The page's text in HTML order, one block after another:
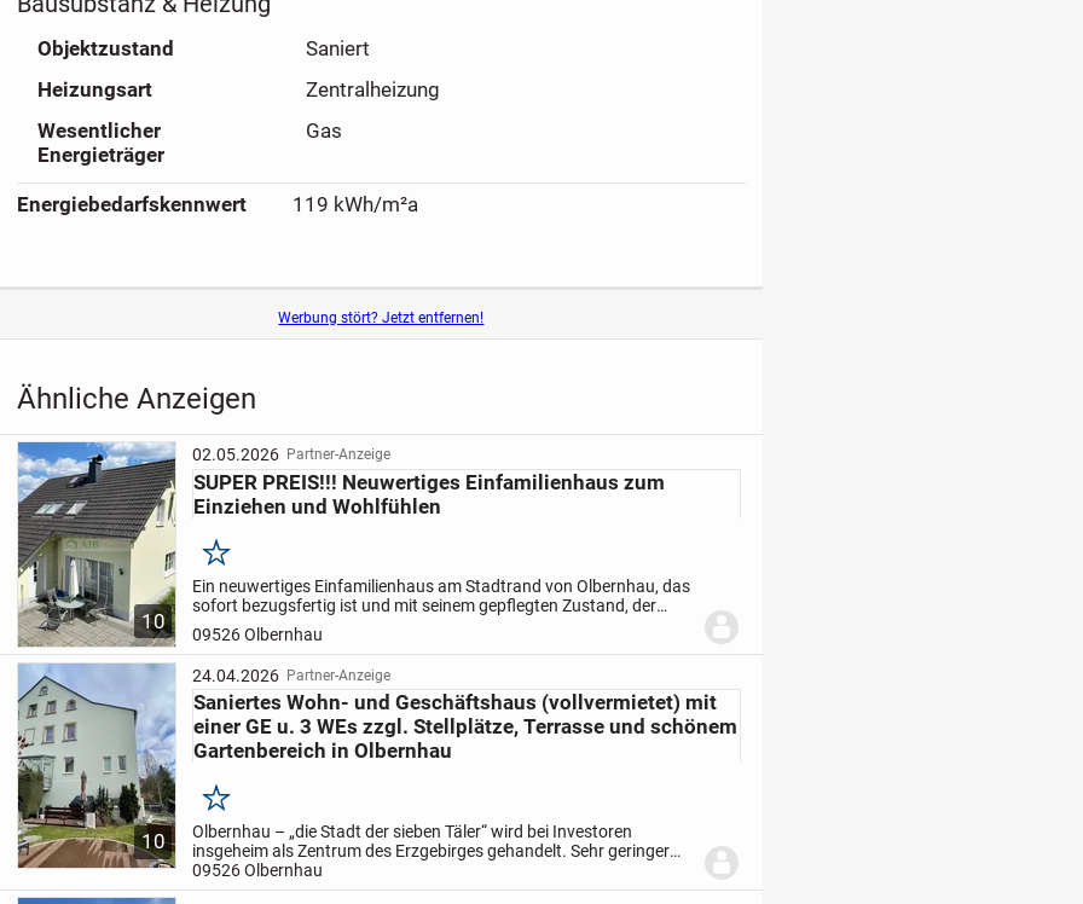
Objektzustand
Saniert
Heizungsart
Zentralheizung
Wesentlicher
Energieträger
Gas
Energiebedarfskennwert 119 kWh/m²a
Werbung stört? Jetzt entfernen!
Ähnliche Anzeigen
10
02.05.2026 Partner-Anzeige
SUPER PREIS!!! Neuwertiges Einfamilienhaus zum
Einziehen und Wohlfühlen
Merken
Ein neuwertiges Einfamilienhaus am Stadtrand von Olbernhau, das
sofort bezugsfertig ist und mit seinem gepflegten Zustand, der
ruhigen Lage und dem weiten Blick über die Stadt überzeugt. Das
2004 von...
09526 Olbernhau
10
24.04.2026 Partner-Anzeige
Saniertes Wohn- und Geschäftshaus (vollvermietet) mit
einer GE u. 3 WEs zzgl. Stellplätze, Terrasse und schönem
Gartenbereich in Olbernhau
Merken
Olbernhau – „die Stadt der sieben Täler“ wird bei Investoren
insgeheim als Zentrum des Erzgebirges gehandelt. Sehr geringer
Leerstandsquoten, großer Bedarf an sanierten Wohnraum, Sitz
verschiedener...
09526 Olbernhau